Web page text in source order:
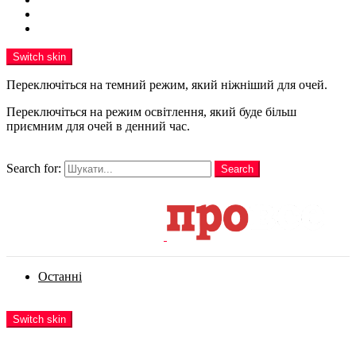
Switch skin
Переключіться на темний режим, який ніжніший для очей.
Переключіться на режим освітлення, який буде більш
приємним для очей в денний час.
Search for:
Search
Останні
Switch skin